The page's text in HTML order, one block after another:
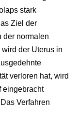
stark
Ziel der
der normalen
der Uterus in
verloren hat, wird
eingebracht
Verfahren